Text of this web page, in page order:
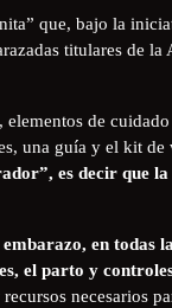
que, bajo la
titulares de la
de
una guía y el kit de
es decir que
en todas
el parto y
necesarios